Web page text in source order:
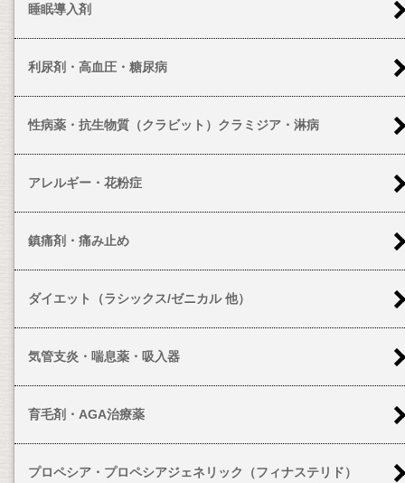
睡眠導入剤
利尿剤・高血圧・糖尿病
性病薬・抗生物質（クラビット）クラミジア・淋病
アレルギー・花粉症
鎮痛剤・痛み止め
ダイエット（ラシックス/ゼニカル 他）
気管支炎・喘息薬・吸入器
育毛剤・AGA治療薬
プロペシア・プロペシアジェネリック（フィナステリド）